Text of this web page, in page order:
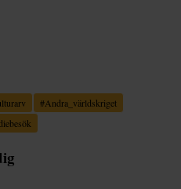
#Andra_världskriget